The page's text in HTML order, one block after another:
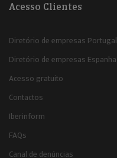
Acesso Clientes
Diretório de empresas Portugal
Diretório de empresas Espanha
Acesso gratuito
Contactos
Iberinform
FAQs
Canal de denúncias